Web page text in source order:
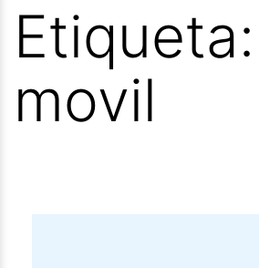
Etiqueta:
movil